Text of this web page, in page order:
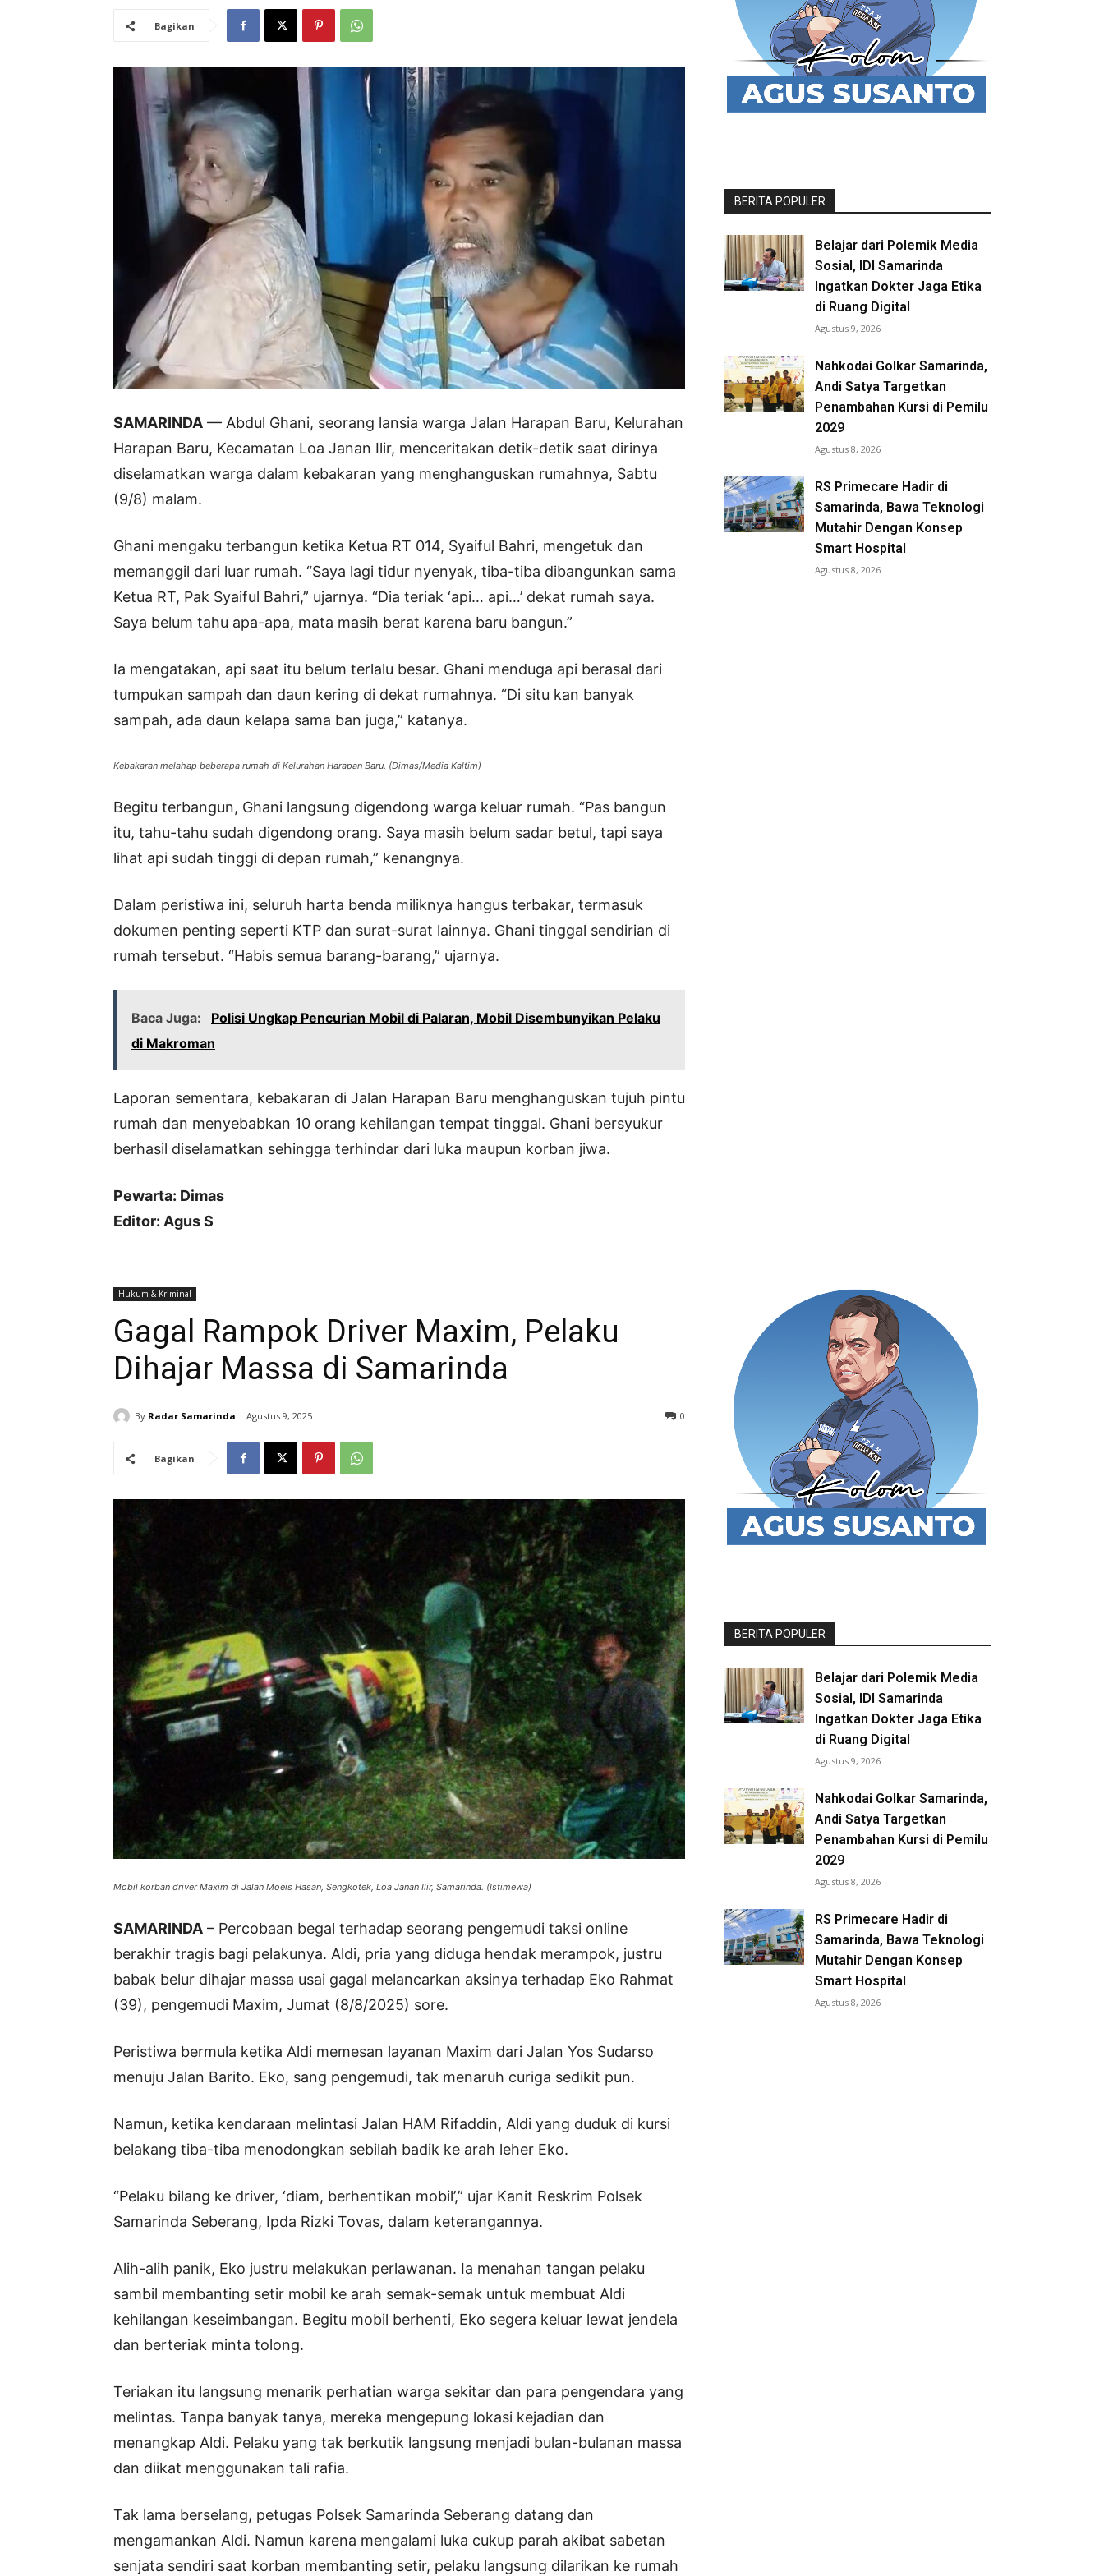
Bagikan
SAMARINDA — Abdul Ghani, seorang lansia warga Jalan Harapan Baru, Kelurahan
Harapan Baru, Kecamatan Loa Janan Ilir, menceritakan detik-detik saat dirinya
diselamatkan warga dalam kebakaran yang menghanguskan rumahnya, Sabtu
(9/8) malam.
Ghani mengaku terbangun ketika Ketua RT 014, Syaiful Bahri, mengetuk dan
memanggil dari luar rumah. “Saya lagi tidur nyenyak, tiba-tiba dibangunkan sama
Ketua RT, Pak Syaiful Bahri,” ujarnya. “Dia teriak ‘api… api…’ dekat rumah saya.
Saya belum tahu apa-apa, mata masih berat karena baru bangun.”
Ia mengatakan, api saat itu belum terlalu besar. Ghani menduga api berasal dari
tumpukan sampah dan daun kering di dekat rumahnya. “Di situ kan banyak
sampah, ada daun kelapa sama ban juga,” katanya.
Kebakaran melahap beberapa rumah di Kelurahan Harapan Baru. (Dimas/Media Kaltim)
Begitu terbangun, Ghani langsung digendong warga keluar rumah. “Pas bangun
itu, tahu-tahu sudah digendong orang. Saya masih belum sadar betul, tapi saya
lihat api sudah tinggi di depan rumah,” kenangnya.
Dalam peristiwa ini, seluruh harta benda miliknya hangus terbakar, termasuk
dokumen penting seperti KTP dan surat-surat lainnya. Ghani tinggal sendirian di
rumah tersebut. “Habis semua barang-barang,” ujarnya.
Baca Juga:
Polisi Ungkap Pencurian Mobil di Palaran, Mobil Disembunyikan Pelaku
di Makroman
Laporan sementara, kebakaran di Jalan Harapan Baru menghanguskan tujuh pintu
rumah dan menyebabkan 10 orang kehilangan tempat tinggal. Ghani bersyukur
berhasil diselamatkan sehingga terhindar dari luka maupun korban jiwa.
Pewarta: Dimas
Editor: Agus S
BERITA POPULER
Belajar dari Polemik Media
Sosial, IDI Samarinda
Ingatkan Dokter Jaga Etika
di Ruang Digital
Agustus 9, 2026
Nahkodai Golkar Samarinda,
Andi Satya Targetkan
Penambahan Kursi di Pemilu
2029
Agustus 8, 2026
RS Primecare Hadir di
Samarinda, Bawa Teknologi
Mutahir Dengan Konsep
Smart Hospital
Agustus 8, 2026